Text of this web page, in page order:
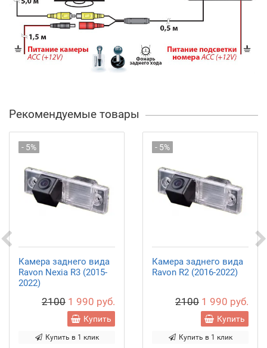
Рекомендуемые товары
- 5%
Камера заднего вида
Ravon Nexia R3 (2015-
2022)
2100 1 990 руб.
Купить
Купить в 1 клик
- 5%
Камера заднего вида
Ravon R2 (2016-2022)
2100 1 990 руб.
Купить
Купить в 1 клик